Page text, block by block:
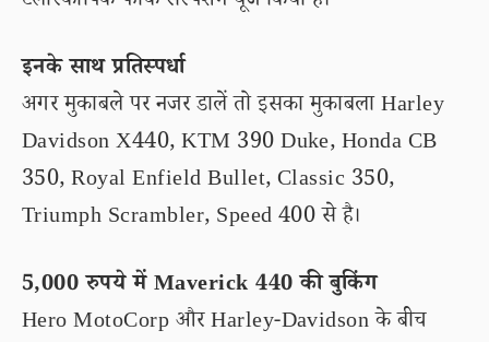
इनके साथ प्रतिस्पर्धा
अगर मुकाबले पर नजर डालें तो इसका मुकाबला Harley
Davidson X440, KTM 390 Duke, Honda CB
350, Royal Enfield Bullet, Classic 350,
Triumph Scrambler, Speed 400 से है।
5,000 रुपये में Maverick 440 की बुकिंग
Hero MotoCorp और Harley-Davidson के बीच